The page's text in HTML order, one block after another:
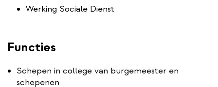
Werking Sociale Dienst
Functies
Schepen in college van burgemeester en
schepenen